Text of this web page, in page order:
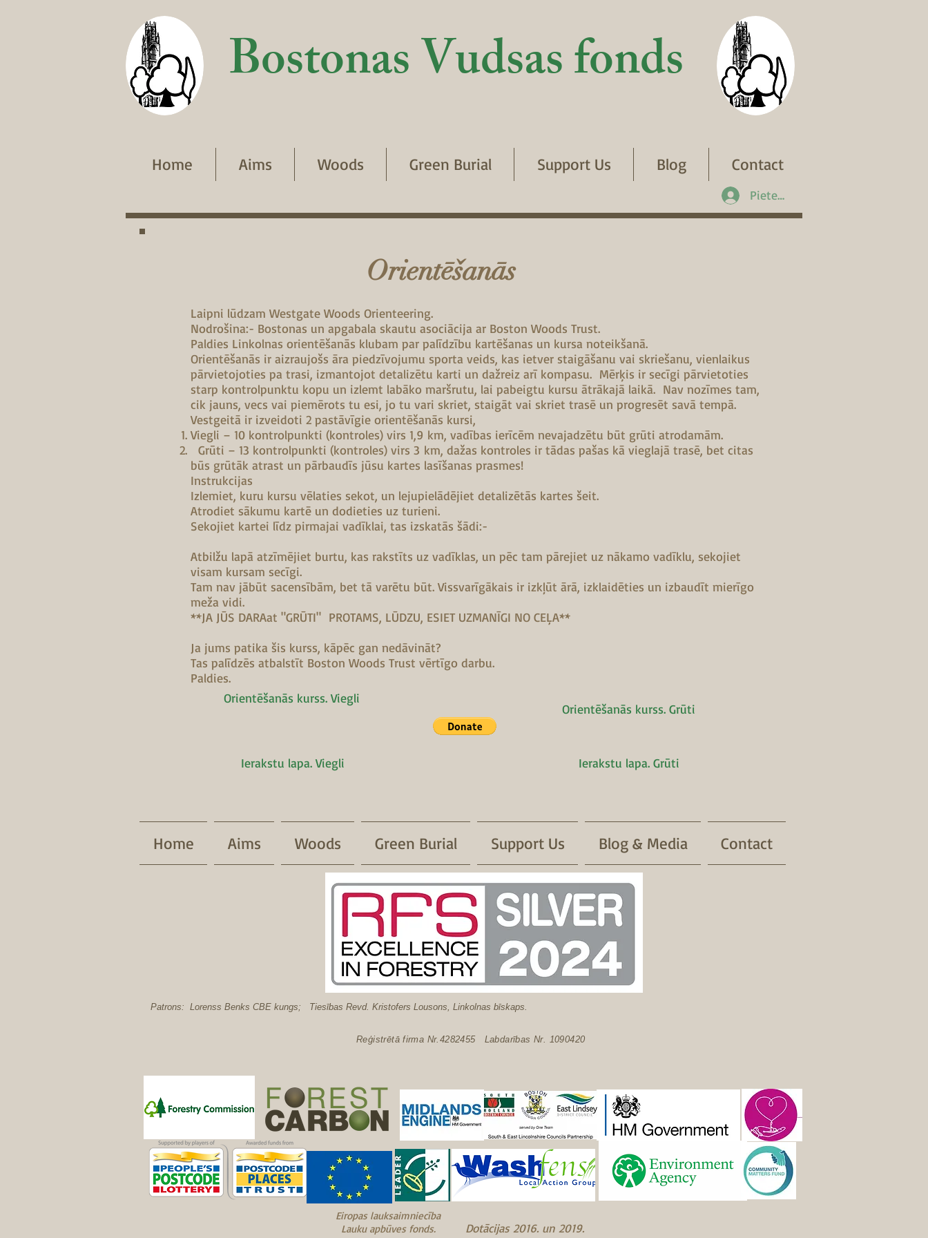
Bostonas Vudsas fonds
Home Aims Woods Green Burial Support Us Blog Contact
Pieteikties
Orientēšanās
Laipni lūdzam Westgate Woods Orienteering.
Nodrošina:- Bostonas un apgabala skautu asociācija ar Boston Woods Trust.
Paldies Linkolnas orientēšanās klubam par palīdzību kartēšanas un kursa noteikšanā.
Orientēšanās ir aizraujošs āra piedzīvojumu sporta veids, kas ietver staigāšanu vai skriešanu, vienlaikus
pārvietojoties pa trasi, izmantojot detalizētu karti un dažreiz arī kompasu. Mērķis ir secīgi pārvietoties
starp kontrolpunktu kopu un izlemt labāko maršrutu, lai pabeigtu kursu ātrākajā laikā. Nav nozīmes tam,
cik jauns, vecs vai piemērots tu esi, jo tu vari skriet, staigāt vai skriet trasē un progresēt savā tempā.
Vestgeitā ir izveidoti 2 pastāvīgie orientēšanās kursi,
Viegli – 10 kontrolpunkti (kontroles) virs 1,9 km, vadības ierīcēm nevajadzētu būt grūti atrodamām.
Grūti – 13 kontrolpunkti (kontroles) virs 3 km, dažas kontroles ir tādas pašas kā vieglajā trasē, bet citas
būs grūtāk atrast un pārbaudīs jūsu kartes lasīšanas prasmes!
Instrukcijas
Izlemiet, kuru kursu vēlaties sekot, un lejupielādējiet detalizētās kartes šeit.
Atrodiet sākumu kartē un dodieties uz turieni.
Sekojiet kartei līdz pirmajai vadīklai, tas izskatās šādi:-
Atbilžu lapā atzīmējiet burtu, kas rakstīts uz vadīklas, un pēc tam pārejiet uz nākamo vadīklu, sekojiet
visam kursam secīgi.
Tam nav jābūt sacensībām, bet tā varētu būt. Vissvarīgākais ir izkļūt ārā, izklaidēties un izbaudīt mierīgo
meža vidi.
**JA JŪS DARAat "GRŪTI" PROTAMS, LŪDZU, ESIET UZMANĪGI NO CEĻA**
Ja jums patika šis kurss, kāpēc gan nedāvināt?
Tas palīdzēs atbalstīt Boston Woods Trust vērtīgo darbu.
Paldies.
Orientēšanās kurss. Viegli
Orientēšanās kurss. Grūti
Ierakstu lapa. Viegli Ierakstu lapa. Grūti
Home Aims Woods Green Burial Support Us Blog & Media Contact
Patrons: Lorenss Benks CBE kungs; Tiesības Revd. Kristofers Lousons, Linkolnas bīskaps.
Reģistrētā firma Nr.4282455 Labdarības Nr. 1090420
Eiropas lauksaimniecība
Lauku apbūves fonds.
Dotācijas 2016. un 2019.